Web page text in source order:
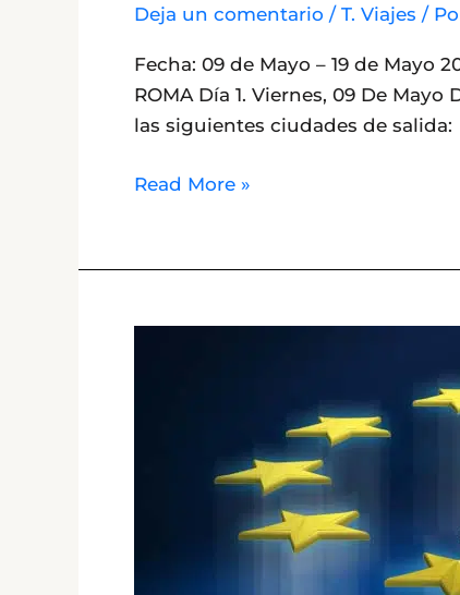
Deja un comentario / T. Viajes /
Fecha: 09 de Mayo – 19 de Mayo
ROMA Día 1. Viernes, 09 De
las siguientes ciudades de salida:
Read More »